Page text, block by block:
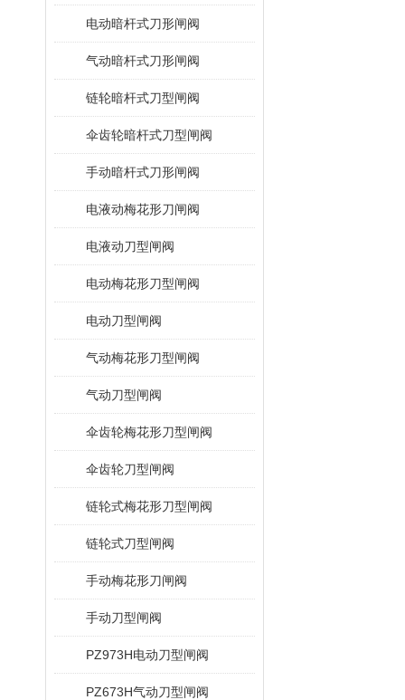
电动暗杆式刀形闸阀
气动暗杆式刀形闸阀
链轮暗杆式刀型闸阀
伞齿轮暗杆式刀型闸阀
手动暗杆式刀形闸阀
电液动梅花形刀闸阀
电液动刀型闸阀
电动梅花形刀型闸阀
电动刀型闸阀
气动梅花形刀型闸阀
气动刀型闸阀
伞齿轮梅花形刀型闸阀
伞齿轮刀型闸阀
链轮式梅花形刀型闸阀
链轮式刀型闸阀
手动梅花形刀闸阀
手动刀型闸阀
PZ973H电动刀型闸阀
PZ673H气动刀型闸阀